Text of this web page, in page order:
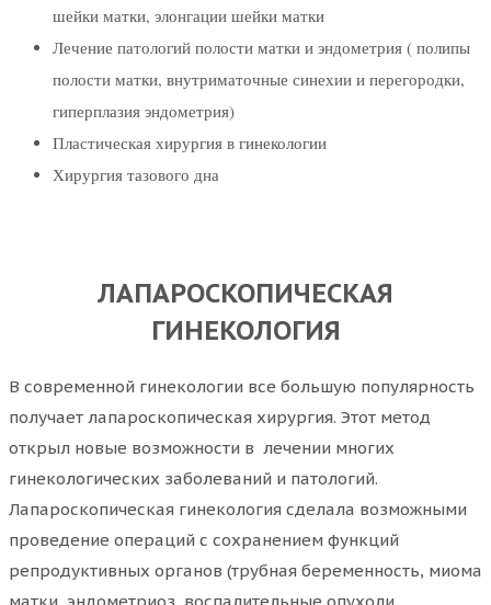
шейки матки, элонгации шейки матки
Лечение патологий полости матки и эндометрия ( полипы
полости матки, внутриматочные синехии и перегородки,
гиперплазия эндометрия)
Пластическая хирургия в гинекологии
Хирургия тазового дна
ЛАПАРОСКОПИЧЕСКАЯ
ГИНЕКОЛОГИЯ
В современной гинекологии все большую популярность
получает лапароскопическая хирургия. Этот метод
открыл новые возможности в лечении многих
гинекологических заболеваний и патологий.
Лапароскопическая гинекология сделала возможными
проведение операций с сохранением функций
репродуктивных органов (трубная беременность, миома